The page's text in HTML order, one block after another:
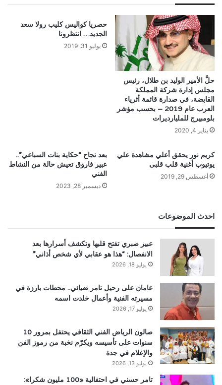
حلَّ الأمير الوليد بن طلال، رئيس
مجلس إدارة شركة المملكة
القابضة، في صدارة قائمة أثرياء
العرب عام 2019 – بحسب مؤشر
بلومبيرج للمليارديرات
يناير 4, 2020
حصريا كواليس كليب رولا سعد
الجديد… انتظرونا
يوليو 31, 2019
كريم نور يحقق أعلي مشاهدة علي
يوتيوب أغنية قلب قلبى
أغسطس 29, 2019
بعد نجاح “حكاية بنات السباعي”..
عبير فاروق تعيش حالة من النشاط
الفني
ديسمبر 28, 2023
احدث الموضوعات
عبير صبري تفتح قلبها وتكشف أسرارها بعد
الانفصال: “هذا هو عقابي لأي شخص أذاني”
يوليو 18, 2026
عامان على رحيل تامر ضيائي.. محطات بارزة في
مسيرته الفنية وأعمال خلدت اسمه
يوليو 17, 2026
صالون الرياض الفني الثقافي يحتفل بمرور 10
سنوات على تأسيسه ويكرّم نخبة من رموز الفن
والإعلام في جدة
يوليو 13, 2026
تامر حسني في احتفالية «100 مليون شكرا»: